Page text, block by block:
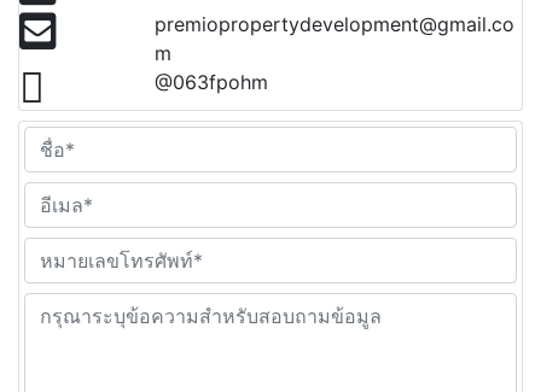
premiopropertydevelopment@gmail.co
m
@063fpohm